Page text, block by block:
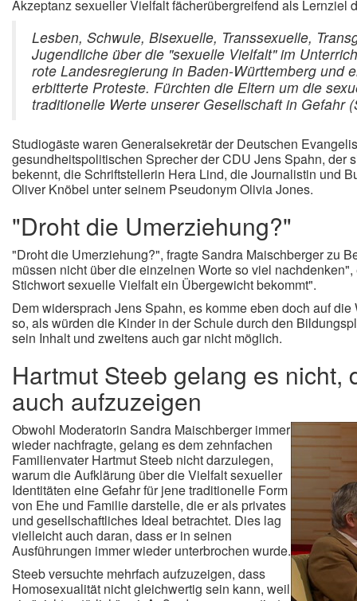
Akzeptanz sexueller Vielfalt fächerübergreifend als Lernziel
Lesben, Schwule, Bisexuelle, Transsexuelle,
Jugendliche über die "sexuelle Vielfalt" im
rote Landesregierung in Baden-Württemberg und
erbitterte Proteste. Fürchten die Eltern um die
traditionelle Werte unserer Gesellschaft in Gefahr
Studiogäste waren Generalsekretär der Deutschen
gesundheitspolitischen Sprecher der CDU Jens Spahn, der
bekennt, die Schriftstellerin Hera Lind, die Journalistin und
Oliver Knöbel unter seinem Pseudonym Olivia Jones.
"Droht die Umerziehung?"
"Droht die Umerziehung?", fragte Sandra Maischberger zu
müssen nicht über die einzelnen Worte so viel
Stichwort sexuelle Vielfalt ein Übergewicht bekommt".
Dem widersprach Jens Spahn, es komme eben doch auf
so, als würden die Kinder in der Schule durch den
sein Inhalt und zweitens auch gar nicht möglich.
Hartmut Steeb gelang es nicht,
auch aufzuzeigen
Obwohl Moderatorin Sandra Maischberger immer
wieder nachfragte, gelang es dem zehnfachen
Familienvater Hartmut Steeb nicht darzulegen,
warum die Aufklärung über die Vielfalt sexueller
Identitäten eine Gefahr für jene traditionelle Form
von Ehe und Familie darstelle, die er als privates
und gesellschaftliches Ideal betrachtet. Dies lag
vielleicht auch daran, dass er in seinen
Ausführungen immer wieder unterbrochen wurde.
Steeb versuchte mehrfach aufzuzeigen, dass
Homosexualität nicht gleichwertig sein kann, weil